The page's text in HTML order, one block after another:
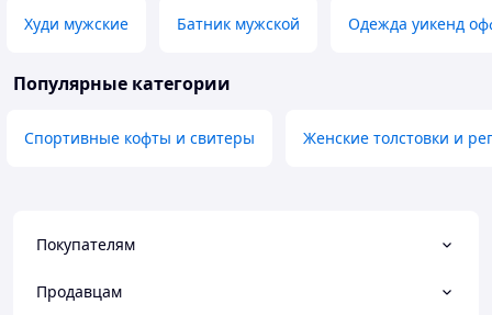
Худи мужские Батник мужской Одежда уикенд
Популярные категории
Спортивные кофты и свитеры Женские толстовки и
Покупателям
Продавцам